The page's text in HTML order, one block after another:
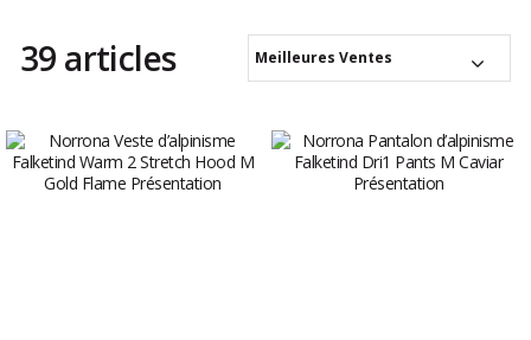
39 articles Meilleures Ventes